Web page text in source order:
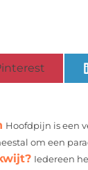
Hoofdpijn is een
om een
Iedereen